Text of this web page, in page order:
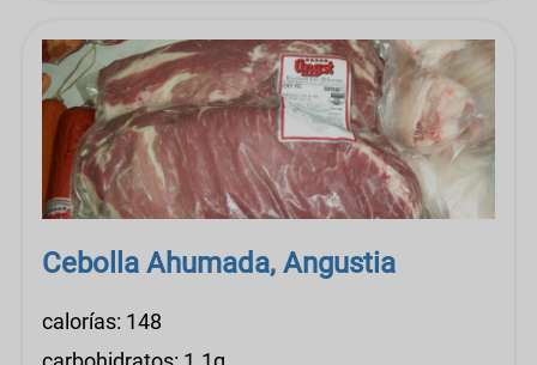
Cebolla Ahumada, Angustia
calorías: 148